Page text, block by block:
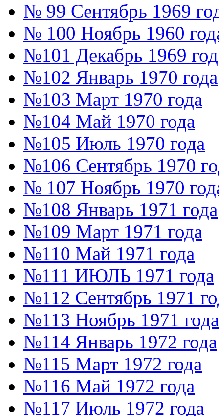
№ 99 Сентябрь 1969
№ 100 Ноябрь 1960
№101 Декабрь 1969
№102 Январь 1970 года
№103 Март 1970 года
№104 Май 1970 года
№105 Июль 1970 года
№106 Сентябрь 1970
№ 107 Ноябрь 1970
№108 Январь 1971 года
№109 Март 1971 года
№110 Май 1971 года
№111 ИЮЛЬ 1971 года
№112 Сентябрь 1971
№113 Ноябрь 1971 года
№114 Январь 1972 года
№115 Март 1972 года
№116 Май 1972 года
№117 Июль 1972 года